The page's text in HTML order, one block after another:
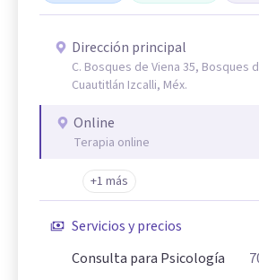
Dirección principal
C. Bosques de Viena 35, Bosques
Cuautitlán Izcalli, Méx.
Online
Terapia online
+1 más
Servicios y precios
Consulta para Psicología